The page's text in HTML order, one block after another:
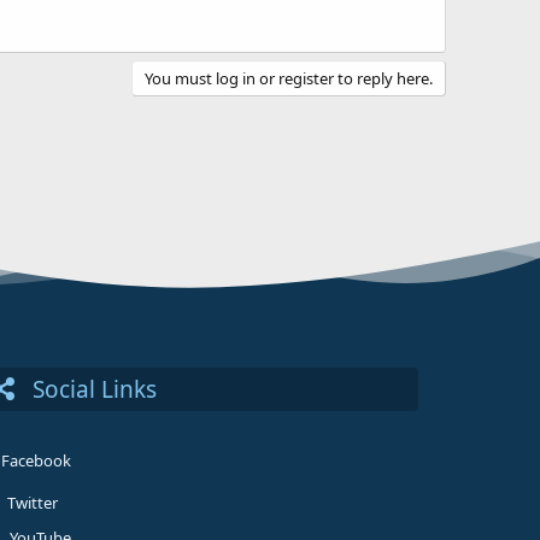
You must log in or register to reply here.
Social Links
Facebook
Twitter